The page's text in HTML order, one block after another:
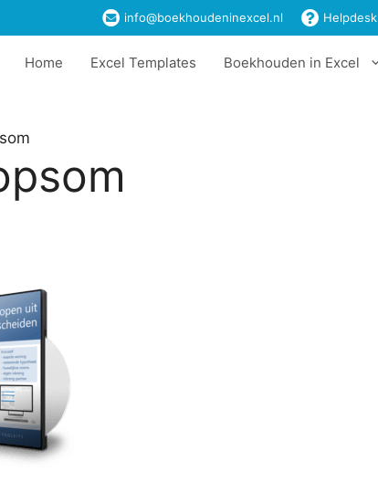
info@boekhoudeninexcel.nl Helpdesk
Home Excel Templates Boekhouden in Excel